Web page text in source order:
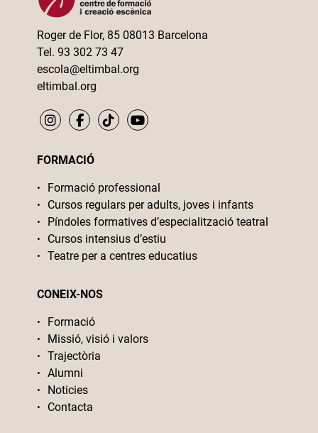
Roger de Flor, 85 08013 Barcelona
Tel. 93 302 73 47
escola@eltimbal.org
eltimbal.org
FORMACIÓ
Formació professional
Cursos regulars per adults, joves i infants
Píndoles formatives d’especialització teatral
Cursos intensius d’estiu
Teatre per a centres educatius
CONEIX-NOS
Formació
Missió, visió i valors
Trajectòria
Alumni
Noticies
Contacta